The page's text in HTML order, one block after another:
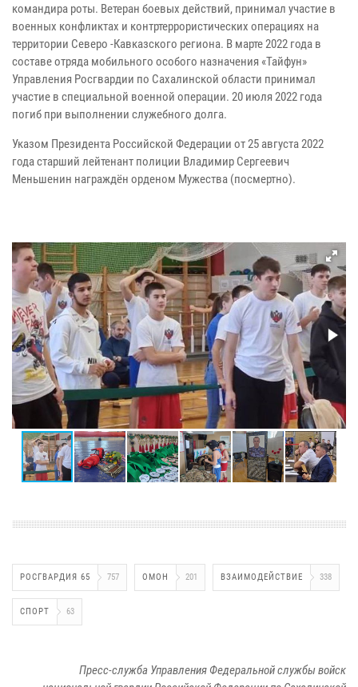
командира роты. Ветеран боевых действий, принимал участие в
военных конфликтах и контртеррористических операциях на
территории Северо -Кавказского региона. В марте 2022 года в
составе отряда мобильного особого назначения «Тайфун»
Управления Росгвардии по Сахалинской области принимал
участие в специальной военной операции. 20 июля 2022 года
погиб при выполнении служебного долга.
Указом Президента Российской Федерации от 25 августа 2022
года старший лейтенант полиции Владимир Сергеевич
Меньшенин награждён орденом Мужества (посмертно).
РОСГВАРДИЯ 65 757 ОМОН 201 ВЗАИМОДЕЙСТВИЕ 338
СПОРТ 63
Пресс-служба Управления Федеральной службы войск